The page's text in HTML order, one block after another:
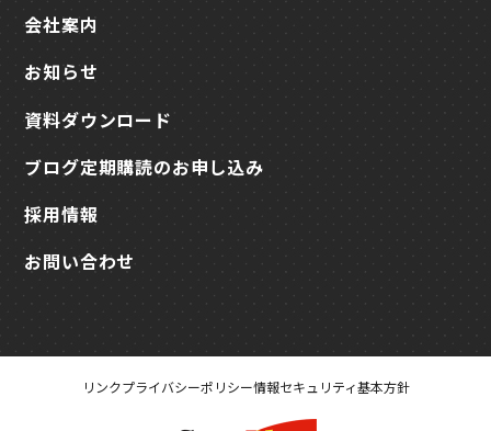
会社案内
お知らせ
資料ダウンロード
ブログ定期購読のお申し込み
採用情報
お問い合わせ
リンクプライバシーポリシー情報セキュリティ基本方針